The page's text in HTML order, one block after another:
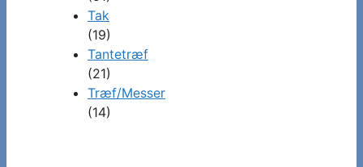
Tak
(19)
Tantetræf
(21)
Træf/Messer
(14)